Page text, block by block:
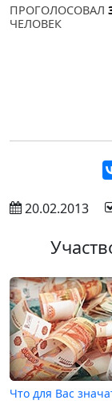
ПРОГОЛОСОВАЛ
ЧЕЛОВЕК
20.02.2013
Что для Вас